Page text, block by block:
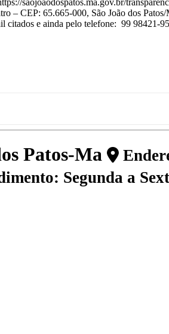
saojoaodospatos.ma.gov.br/
– CEP: 65.665-000, São João dos Patos/
citados e ainda pelo telefone: 99 98421-
Patos-Ma
Segunda a